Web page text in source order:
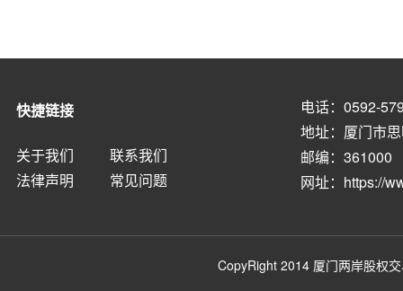
快捷链接
关于我们
联系我们
法律声明
常见问题
电话：0592-
地址：厦门市
邮编：361000
网址： https://
CopyRight 2014 厦门两岸股权